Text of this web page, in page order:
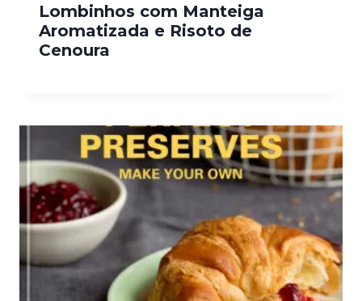
Lombinhos com Manteiga
Aromatizada e Risoto de
Cenoura